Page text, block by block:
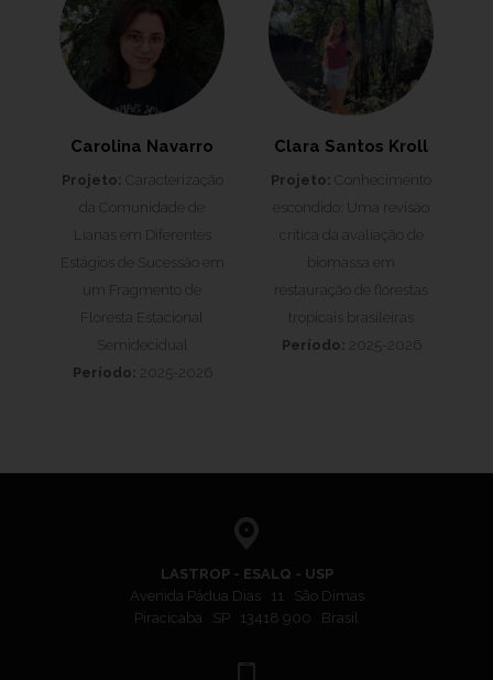
Carolina Navarro
Projeto: Caracterização
da Comunidade de
Lianas em Diferentes
Estágios de Sucessão em
um Fragmento de
Floresta Estacional
Semidecidual
Período: 2025-2026
Clara Santos Kroll
Projeto: Conhecimento
escondido: Uma revisão
crítica da avaliação de
biomassa em
restauração de florestas
tropicais brasileiras
Período: 2025-2026
LASTROP - ESALQ - USP
Avenida Pádua Dias 11 São Dimas
Piracicaba SP 13418 900 Brasil